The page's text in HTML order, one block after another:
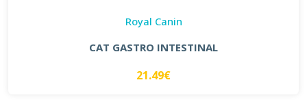
Royal Canin
CAT GASTRO INTESTINAL
21.49€